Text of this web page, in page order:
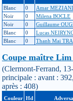
Blanc
0 Amar MEZIANI
Noir
0 Milena BOCLE
Noir
0 Guillaume
Blanc
0 Lucas
Blanc
0 Thanh Mai
Coupe maître Lim
(Clermont-Ferrand,
principale : avant :
après : 408)
Couleur Hd